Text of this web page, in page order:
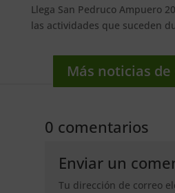
Llega San Pedruco Ampuero
las actividades que suceden
Más noticias
0 comentarios
Enviar un
Tu dirección de correo